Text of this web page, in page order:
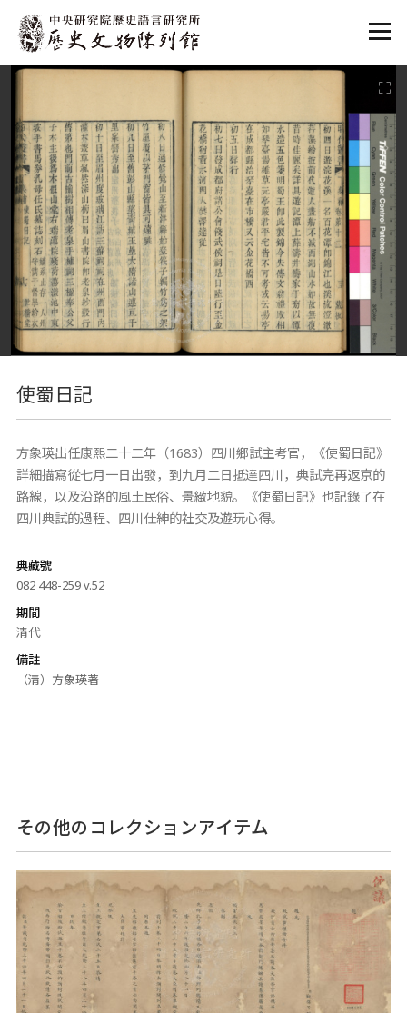
:::
使蜀日記
方象瑛出任康熙二十二年（1683）四川鄉試主考官，《使蜀日記》
詳細描寫從七月一日出發，到九月二日抵達四川，典試完再返京的
路線，以及沿路的風土民俗、景緻地貌。《使蜀日記》也記錄了在
四川典試的過程、四川仕紳的社交及遊玩心得。
典藏號
082 448-259 v.52
期間
清代
備註
（清）方象瑛著
その他のコレクションアイテム